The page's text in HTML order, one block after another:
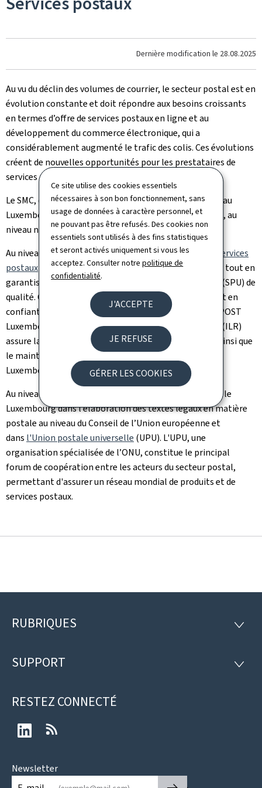
Ce site utilise des cookies essentiels
nécessaires à son bon fonctionnement, sans
usage de données à caractère personnel, et
ne pouvant pas être refusés. Des cookies non
essentiels sont utilisés à des fins statistiques
et seront activés uniquement si vous les
acceptez. Consulter notrepolitique de
confidentialité.
J'ACCEPTE
JE REFUSE
GÉRER LES COOKIES
Dernière modification le 28.08.2025
Au vu du déclin des volumes de courrier, le secteur postal est en
évolution constante et doit répondre aux besoins croissants
en termes d’offre de services postaux en ligne et au
développement du commerce électronique, qui a
considérablement augmenté le trafic des colis. Ces évolutions
créent de nouvelles opportunités pour les prestataires de
services postaux.
Le SMC, chargé de la réglementation du service postal au
Luxembourg, accompagne activement cette évolution, au
niveau national et international.
Au niveau national,la loi du 26 décembre 2012 sur les services
postaux consacre la libéralisation des services postaux tout en
garantissant le maintien d’un service postal universel (SPU) de
qualité. Cette loi ouvre le secteur à la concurrence, tout en
confiant le service postal universel pour sept ans à la POST
Luxembourg.
L'Institut luxembourgeois de régulation
(ILR)
assure la surveillance du marché des services postaux ainsi que
le maintien d’un service postal universel de qualité au
Luxembourg.
Au niveau international, le SMC représente également le
Luxembourg dans l’élaboration des textes légaux en matière
postale au niveau du Conseil de l’Union européenne et
dans l'Union postale universelle (UPU). L'UPU, une
organisation spécialisée de l’ONU, constitue le principal
forum de coopération entre les acteurs du secteur postal,
permettant d'assurer un réseau mondial de produits et de
services postaux.
Pied
page
RUBRIQUES
SUPPORT
RESTEZ CONNECTÉ
LinkedIn
Newsletter